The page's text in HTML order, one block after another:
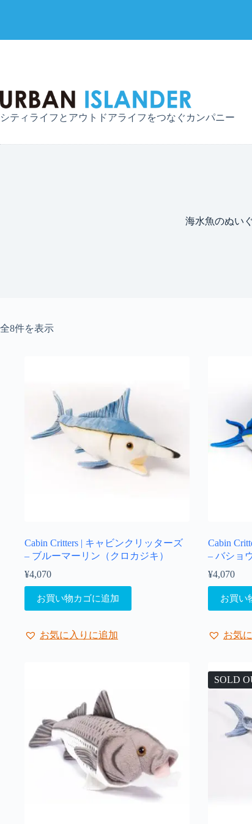
へ
ス
ッ
シティライフとアウトドアライフをつなぐカンパニー
海水魚のぬい
全8件を表示新
Cabin Critters | キャビンクリッターズ
– ブルーマーリン（クロカジキ）
¥4,070
お買い物カゴに追加
お気に入りに追加
Cabin
– バショ
¥4,070
お買い
お気
SOLD